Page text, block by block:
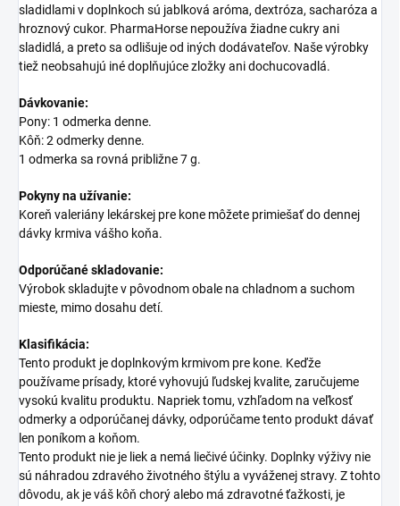
sladidlami v doplnkoch sú jablková aróma, dextróza, sacharóza a
hroznový cukor. PharmaHorse nepoužíva žiadne cukry ani
sladidlá, a preto sa odlišuje od iných dodávateľov. Naše výrobky
tiež neobsahujú iné doplňujúce zložky ani dochucovadlá.
Dávkovanie:
Pony: 1 odmerka denne.
Kôň: 2 odmerky denne.
1 odmerka sa rovná približne 7 g.
Pokyny na užívanie:
Koreň valeriány lekárskej pre kone môžete primiešať do dennej
dávky krmiva vášho koňa.
Odporúčané skladovanie:
Výrobok skladujte v pôvodnom obale na chladnom a suchom
mieste, mimo dosahu detí.
Klasifikácia:
Tento produkt je doplnkovým krmivom pre kone. Keďže
používame prísady, ktoré vyhovujú ľudskej kvalite, zaručujeme
vysokú kvalitu produktu. Napriek tomu, vzhľadom na veľkosť
odmerky a odporúčanej dávky, odporúčame tento produkt dávať
len poníkom a koňom.
Tento produkt nie je liek a nemá liečivé účinky. Doplnky výživy nie
sú náhradou zdravého životného štýlu a vyváženej stravy. Z tohto
dôvodu, ak je váš kôň chorý alebo má zdravotné ťažkosti, je